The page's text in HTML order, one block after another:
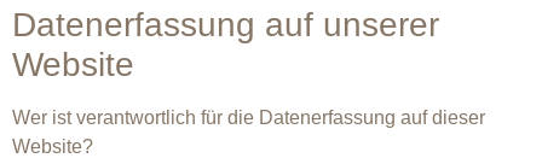
Datenerfassung auf unserer
Website
Wer ist verantwortlich für die Datenerfassung auf dieser
Website?